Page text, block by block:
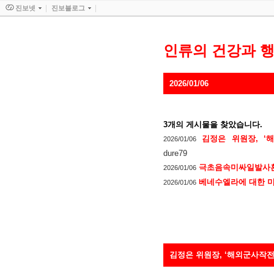
인류의 건강과
2026/01/06
3개의 게시물을 찾았습니다.
2026/01/06
김정은 위원장, ‘
dure79
2026/01/06 극초음속미싸일발사
2026/01/06 베네수엘라에 대한
김정은 위원장, ‘해외군사작
진보넷 진보블로그